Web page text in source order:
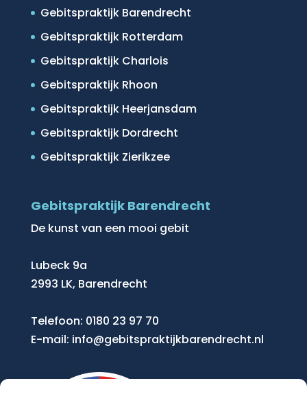
Gebitspraktijk Barendrecht
Gebitspraktijk Rotterdam
Gebitspraktijk Charlois
Gebitspraktijk Rhoon
Gebitspraktijk Heerjansdam
Gebitspraktijk Dordrecht
Gebitspraktijk Zierikzee
Gebitspraktijk Barendrecht
De kunst van een mooi gebit
Lubeck 9a
2993 LK, Barendrecht
Telefoon: 0180 23 97 70
E-mail: info@gebitspraktijkbarendrecht.nl